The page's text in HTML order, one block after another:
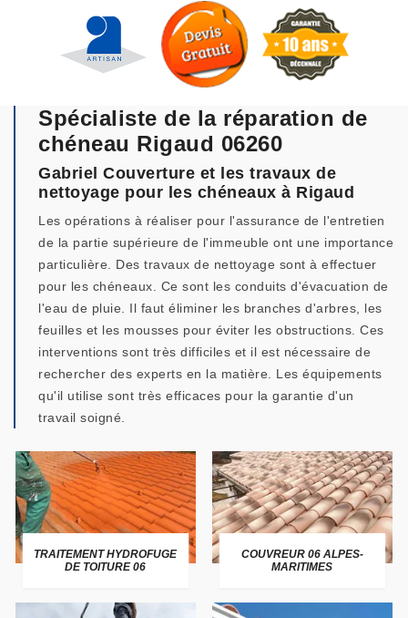
Spécialiste de la réparation de
chéneau Rigaud 06260
Gabriel Couverture et les travaux de
nettoyage pour les chéneaux à Rigaud
Les opérations à réaliser pour l'assurance de l'entretien
de la partie supérieure de l'immeuble ont une importance
particulière. Des travaux de nettoyage sont à effectuer
pour les chéneaux. Ce sont les conduits d'évacuation de
l'eau de pluie. Il faut éliminer les branches d'arbres, les
feuilles et les mousses pour éviter les obstructions. Ces
interventions sont très difficiles et il est nécessaire de
rechercher des experts en la matière. Les équipements
qu'il utilise sont très efficaces pour la garantie d'un
travail soigné.
TRAITEMENT HYDROFUGE
DE TOITURE 06
COUVREUR 06 ALPES-
MARITIMES